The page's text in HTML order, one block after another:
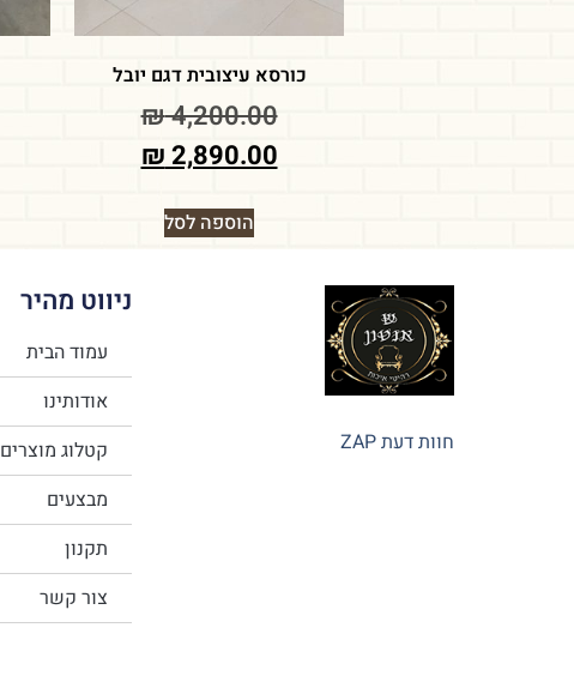
כורסא עיצובית דגם יובל
₪4,200.00
₪2,890.00
הוספה לסל
חוות דעת ZAP
ניווט מהיר
עמוד הבית
אודותינו
קטלוג מוצרים
מבצעים
תקנון
צור קשר